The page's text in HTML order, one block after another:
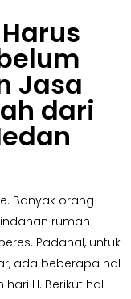
Jasa
dari
Banyak orang
rumah
Padahal, untuk
ada beberapa hal
H. Berikut hal-